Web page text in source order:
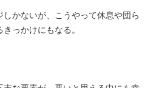
かないが、こうやって休息や団ら
っかけにもなる。